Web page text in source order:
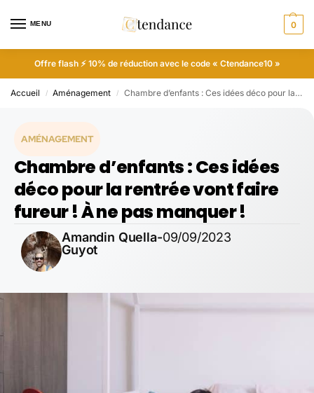
MENU 0
Offre flash ⚡ 10% de réduction avec le code « Ctendance10 »
Accueil / Aménagement / ​​Chambre d’enfants : Ces idées déco pour la rentrée vont faire fureur ! À ne pas manquer !
AMÉNAGEMENT
​​Chambre d’enfants : Ces idées
déco pour la rentrée vont faire
fureur ! À ne pas manquer !
Amandin Quella-
Guyot
09/09/2023